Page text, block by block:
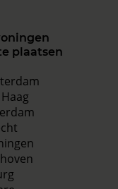
plaatsen